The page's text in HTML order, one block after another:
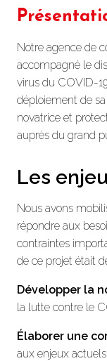
Notre agence de
accompagné le
virus du COVID-
déploiement de
novatrice et
auprès du grand
Les
Nous avons
répondre aux
contraintes
de ce projet était
Développer la
la lutte contre le
Élaborer une
aux enjeux actuels